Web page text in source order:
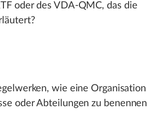
oder des VDA-QMC, das die
wie eine Organisation
oder Abteilungen zu benennen